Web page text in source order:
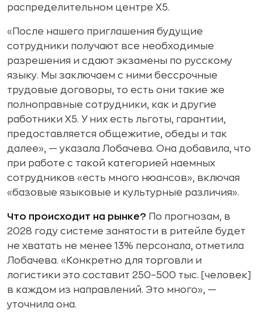
распределительном центре X5.
«После нашего приглашения будущие
сотрудники получают все необходимые
разрешения и сдают экзамены по русскому
языку. Мы заключаем с ними бессрочные
трудовые договоры, то есть они такие же
полноправные сотрудники, как и другие
работники Х5. У них есть льготы, гарантии,
предоставляется общежитие, обеды и так
далее», — указала Лобачева. Она добавила, что
при работе с такой категорией наемных
сотрудников «есть много нюансов», включая
«базовые языковые и культурные различия».
Что происходит на рынке? По прогнозам, в
2028 году системе занятости в ритейле будет
не хватать не менее 13% персонала, отметила
Лобачева. «Конкретно для торговли и
логистики это составит 250–500 тыс. [человек]
в каждом из направлений. Это много», —
уточнила она.